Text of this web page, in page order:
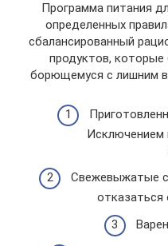
Программа питания
определенных
сбалансированный
продуктов, которые
борющемуся с лишним
Исключением
Свежевыжатые
отказаться